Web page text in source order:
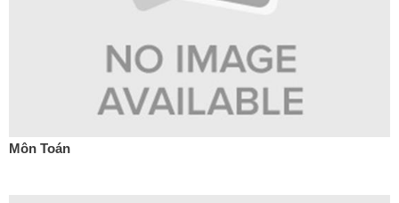
Môn Toán